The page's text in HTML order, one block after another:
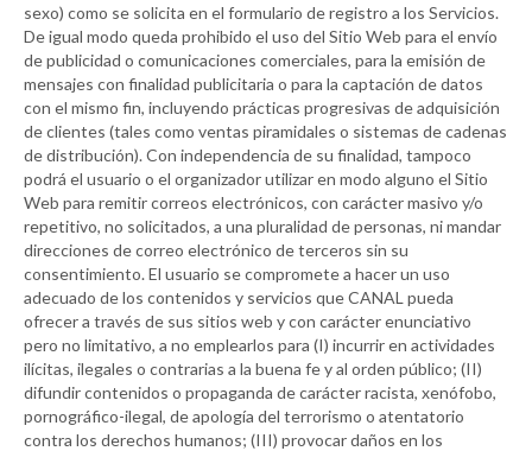
sexo) como se solicita en el formulario de registro a los Servicios.
De igual modo queda prohibido el uso del Sitio Web para el envío
de publicidad o comunicaciones comerciales, para la emisión de
mensajes con finalidad publicitaria o para la captación de datos
con el mismo fin, incluyendo prácticas progresivas de adquisición
de clientes (tales como ventas piramidales o sistemas de cadenas
de distribución). Con independencia de su finalidad, tampoco
podrá el usuario o el organizador utilizar en modo alguno el Sitio
Web para remitir correos electrónicos, con carácter masivo y/o
repetitivo, no solicitados, a una pluralidad de personas, ni mandar
direcciones de correo electrónico de terceros sin su
consentimiento. El usuario se compromete a hacer un uso
adecuado de los contenidos y servicios queCANAL pueda
ofrecer a través de sus sitios web y con carácter enunciativo
pero no limitativo, a no emplearlos para (I) incurrir en actividades
ilícitas, ilegales o contrarias a la buena fe y al orden público; (II)
difundir contenidos o propaganda de carácter racista, xenófobo,
pornográfico-ilegal, de apología del terrorismo o atentatorio
contra los derechos humanos; (III) provocar daños en los